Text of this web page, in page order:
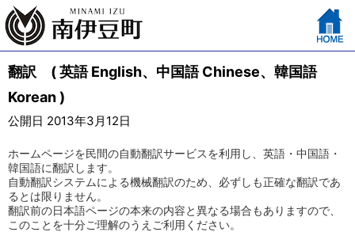
翻訳 ( 英語 English、中国語 Chinese、韓国語
Korean )
公開日 2013年3月12日
ホームページを民間の自動翻訳サービスを利用し、英語・中国語・
韓国語に翻訳します。
自動翻訳システムによる機械翻訳のため、必ずしも正確な翻訳であ
るとは限りません。
翻訳前の日本語ページの本来の内容と異なる場合もありますので、
このことを十分ご理解のうえご利用ください。